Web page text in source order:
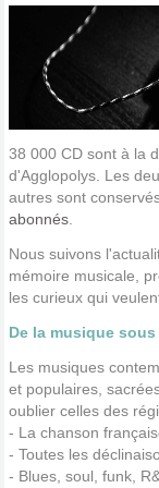
38 000 CD sont à la
d'Agglopolys. Les
autres sont
abonnés.
Nous suivons
mémoire musicale,
les curieux qui
De la musique
Les musiques
et populaires,
oublier celles des
- La chanson
- Toutes les
- Blues, soul, funk,